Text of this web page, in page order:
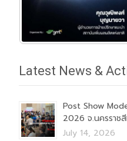
Latest News &
Post Show
2026 จ.นครราช
July 14, 2026